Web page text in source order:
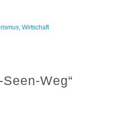
,Wirtschaft
Weg“